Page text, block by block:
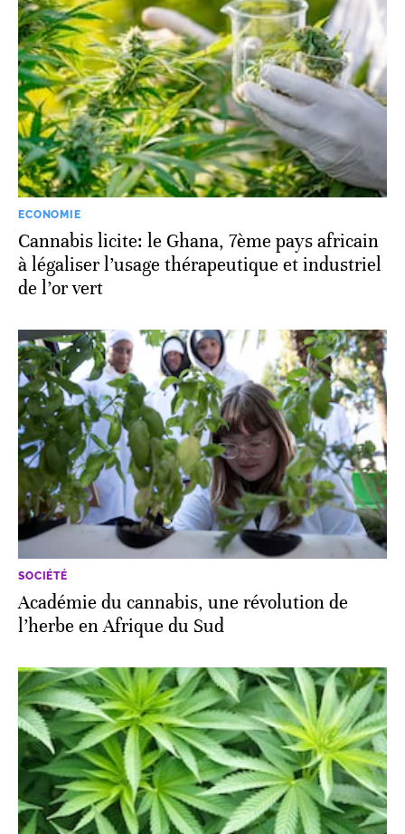
ECONOMIE
Cannabis licite: le Ghana, 7ème pays africain
à légaliser l’usage thérapeutique et industriel
de l’or vert
SOCIÉTÉ
Académie du cannabis, une révolution de
l’herbe en Afrique du Sud